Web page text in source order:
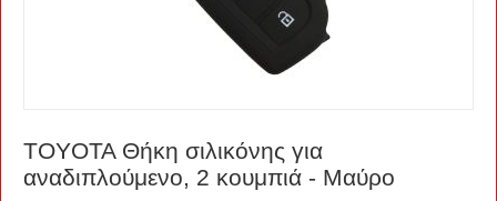
TOYOTA Θήκη σιλικόνης για
αναδιπλούμενο, 2 κουμπιά - Μαύρο